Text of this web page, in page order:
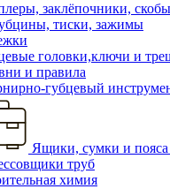
заклёпочники, скобы
тиски, зажимы
головки,ключи и
и правила
губцевый
Ящики, сумки и пояса
труб
химия